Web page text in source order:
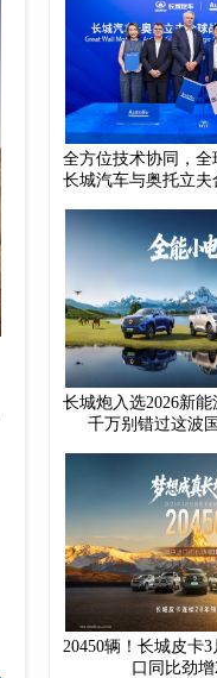
全方位技术协同，全
长城汽车与奥托立
长城炮入选2026新
千万别错过这波
20450辆！长城皮卡
口同比劲增